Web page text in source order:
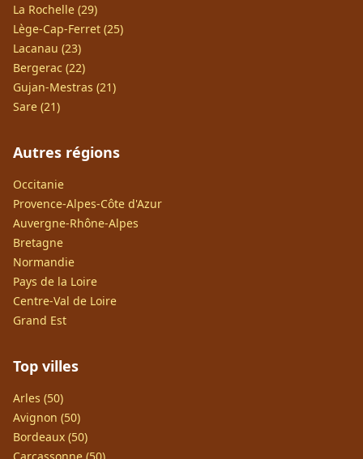
La Rochelle (29)
Lège-Cap-Ferret (25)
Lacanau (23)
Bergerac (22)
Gujan-Mestras (21)
Sare (21)
Autres régions
Occitanie
Provence-Alpes-Côte d'Azur
Auvergne-Rhône-Alpes
Bretagne
Normandie
Pays de la Loire
Centre-Val de Loire
Grand Est
Top villes
Arles (50)
Avignon (50)
Bordeaux (50)